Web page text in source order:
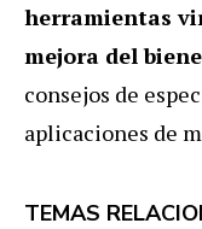
herramientas
mejora del
consejos de
aplicaciones de
TEMAS